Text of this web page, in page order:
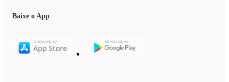
Baixe o App